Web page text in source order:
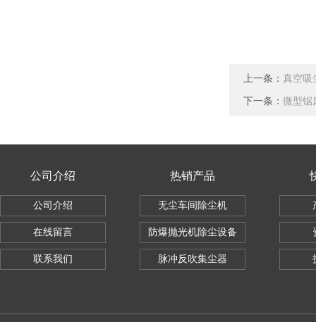
上一条： 真空吸
下一条： 微型锯
公司介绍
公司介绍
在线留言
联系我们
热销产品
无尘车间除尘机
防爆抛光机除尘设备
脉冲反吹集尘器